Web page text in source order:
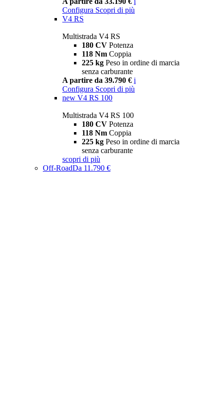
Configura Scopri di più
V4 RS
Multistrada V4 RS
180 CV Potenza
118 Nm Coppia
225 kg Peso in ordine di marcia
senza carburante
A partire da 39.790 € i
Configura Scopri di più
new V4 RS 100
Multistrada V4 RS 100
180 CV Potenza
118 Nm Coppia
225 kg Peso in ordine di marcia
senza carburante
scopri di più
Off-RoadDa 11.790 €